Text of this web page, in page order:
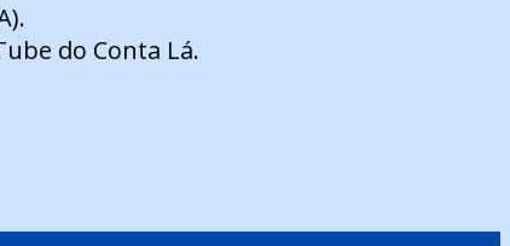
do Conta Lá.